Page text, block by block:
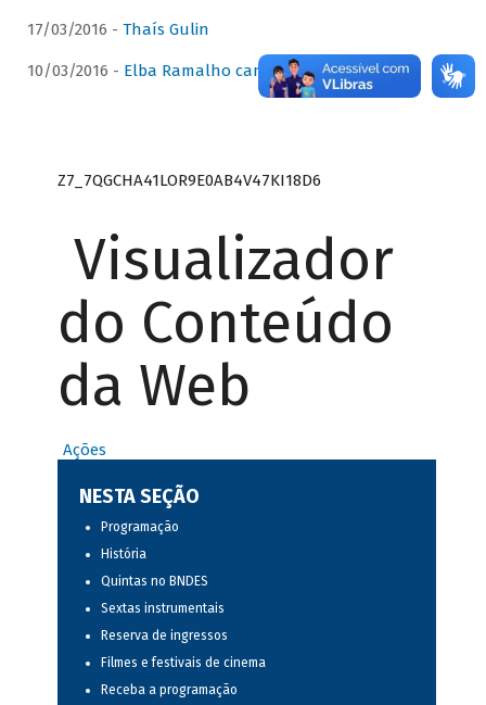
17/03/2016 - Thaís Gulin
10/03/2016 - Elba Ramalho canta Dominguinhos
Z7_7QGCHA41LOR9E0AB4V47KI18D6
Visualizador
do Conteúdo
da Web
Ações
NESTA SEÇÃO
Programação
História
Quintas no BNDES
Sextas instrumentais
Reserva de ingressos
Filmes e festivais de cinema
Receba a programação